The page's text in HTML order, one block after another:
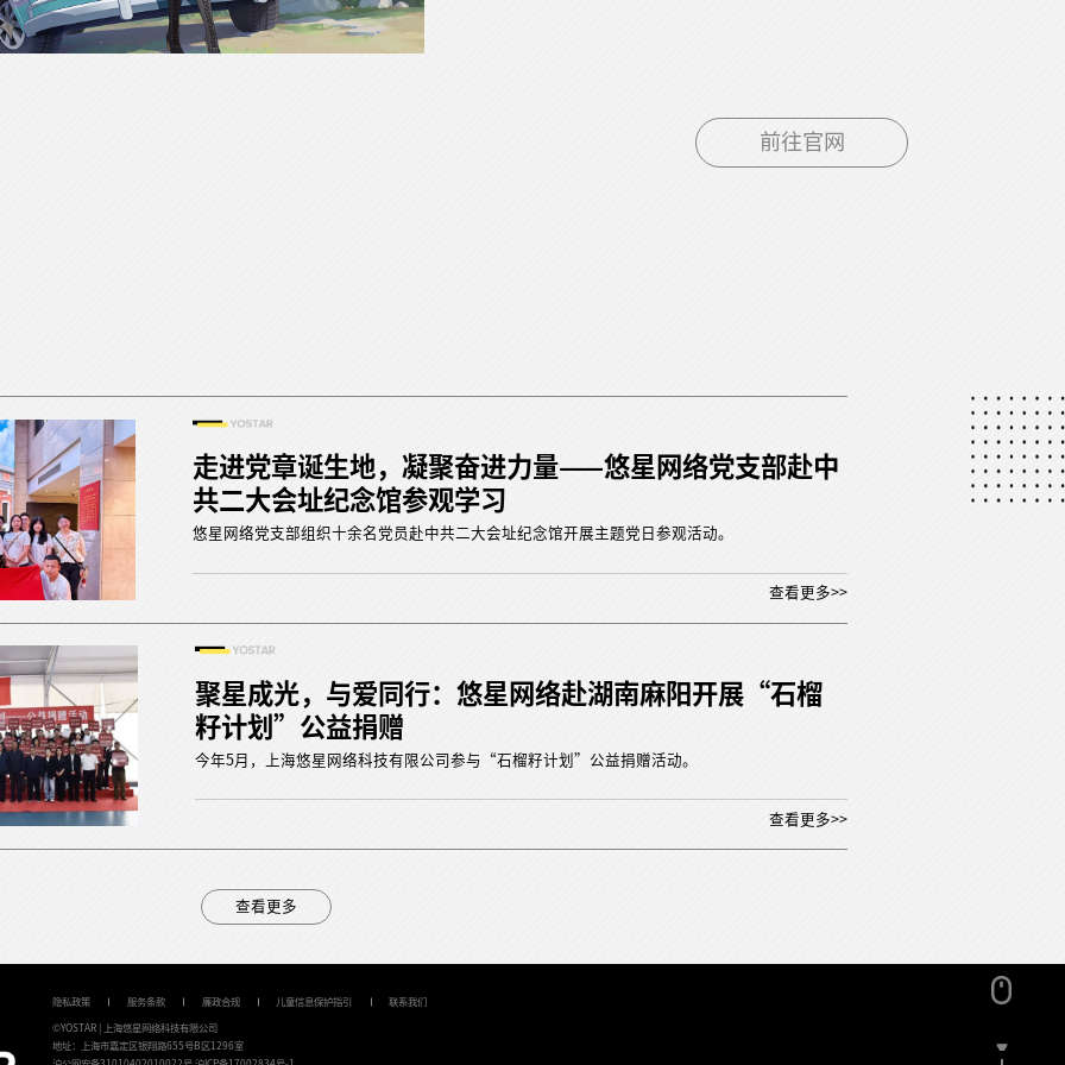
前往官网
走进党章诞生地，凝聚奋进力量——悠星网络党支部赴中
共二大会址纪念馆参观学习
悠星网络党支部组织十余名党员赴中共二大会址纪念馆开展主题党日参观活动。
查看更多>>
聚星成光，与爱同行：悠星网络赴湖南麻阳开展“石榴
籽计划”公益捐赠
今年5月，上海悠星网络科技有限公司参与“石榴籽计划”公益捐赠活动。
查看更多>>
查看更多
隐私政策 服务条款 廉政合规 儿童信息保护指引 联系我们
©YOSTAR | 上海悠星网络科技有限公司
地址：上海市嘉定区银翔路655号B区1296室